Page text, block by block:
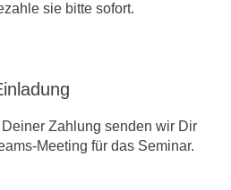
sie bitte sofort.
Zahlung senden wir Dir
Meeting für das Seminar.